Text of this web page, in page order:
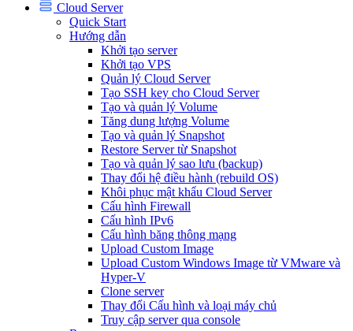
Cloud Server
Quick Start
Hướng dẫn
Khởi tạo server
Khởi tạo VPS
Quản lý Cloud Server
Tạo SSH key cho Cloud Server
Tạo và quản lý Volume
Tăng dung lượng Volume
Tạo và quản lý Snapshot
Restore Server từ Snapshot
Tạo và quản lý sao lưu (backup)
Thay đổi hệ điều hành (rebuild OS)
Khôi phục mật khẩu Cloud Server
Cấu hình Firewall
Cấu hình IPv6
Cấu hình băng thông mạng
Upload Custom Image
Upload Custom Windows Image từ VMware và
Hyper-V
Clone server
Thay đổi Cấu hình và loại máy chủ
Truy cập server qua console